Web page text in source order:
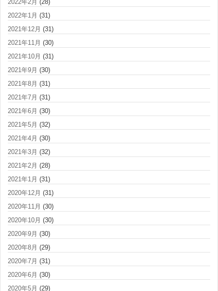
2022年2月 (28)
2022年1月 (31)
2021年12月 (31)
2021年11月 (30)
2021年10月 (31)
2021年9月 (30)
2021年8月 (31)
2021年7月 (31)
2021年6月 (30)
2021年5月 (32)
2021年4月 (30)
2021年3月 (32)
2021年2月 (28)
2021年1月 (31)
2020年12月 (31)
2020年11月 (30)
2020年10月 (30)
2020年9月 (30)
2020年8月 (29)
2020年7月 (31)
2020年6月 (30)
2020年5月 (29)